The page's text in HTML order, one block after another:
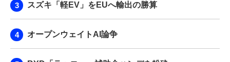
スズキ「軽EV」をEUへ輸出の勝算
オープンウェイトAI論争